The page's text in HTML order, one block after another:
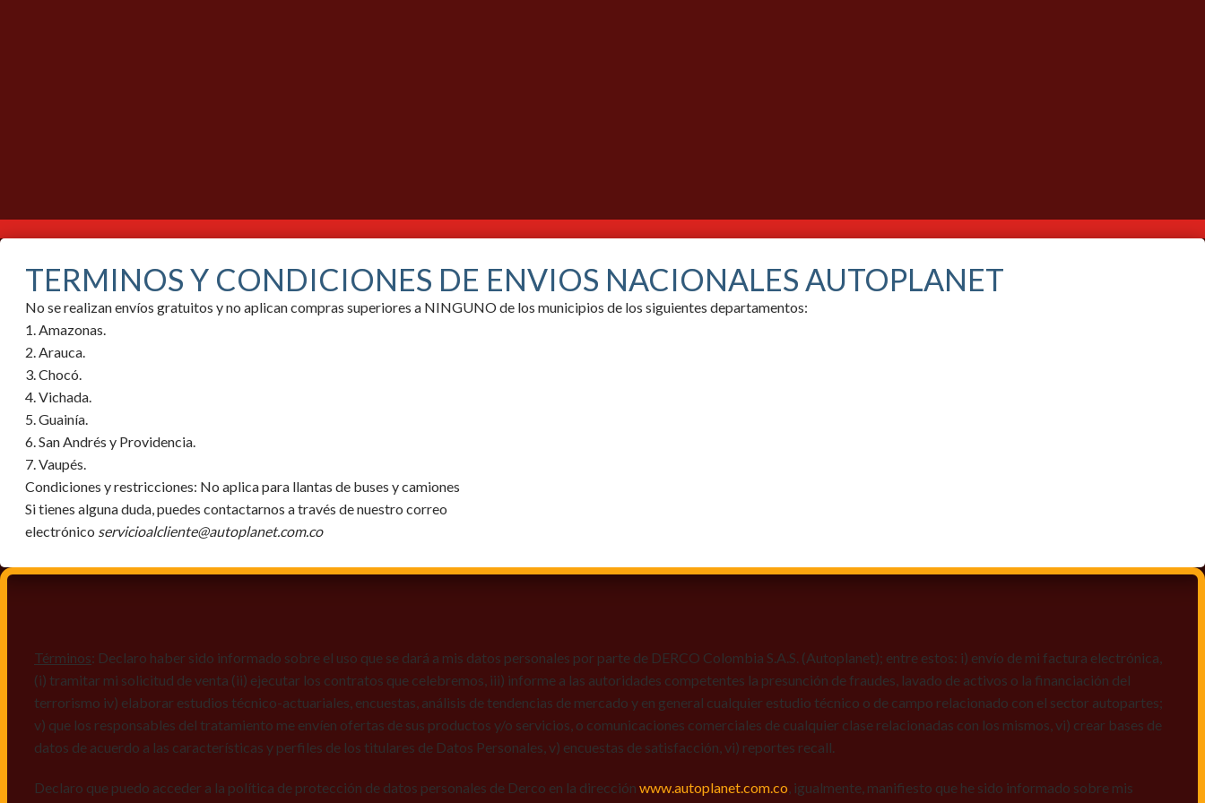
TERMINOS Y CONDICIONES DE ENVIOS NACIONALES AUTOPLANET
No se realizan envíos gratuitos y no aplican compras superiores a NINGUNO de los municipios de los siguientes departamentos:
1. Amazonas.
2. Arauca.
3. Chocó.
4. Vichada.
5. Guainía.
6. San Andrés y Providencia.
7. Vaupés.
Condiciones y restricciones: No aplica para llantas de buses y camiones
Si tienes alguna duda, puedes contactarnos a través de nuestro correo
electrónico servicioalcliente@autoplanet.com.co
Términos: Declaro haber sido informado sobre el uso que se dará a mis datos personales por parte de DERCO Colombia S.A.S. (Autoplanet); entre estos: i) envío de mi factura electrónica,
(i) tramitar mi solicitud de venta (ii) ejecutar los contratos que celebremos, iii) informe a las autoridades competentes la presunción de fraudes, lavado de activos o la financiación del
terrorismo iv) elaborar estudios técnico-actuariales, encuestas, análisis de tendencias de mercado y en general cualquier estudio técnico o de campo relacionado con el sector autopartes;
v) que los responsables del tratamiento me envíen ofertas de sus productos y/o servicios, o comunicaciones comerciales de cualquier clase relacionadas con los mismos, vi) crear bases de
datos de acuerdo a las características y perfiles de los titulares de Datos Personales, v) encuestas de satisfacción, vi) reportes recall.
Declaro que puedo acceder a la política de protección de datos personales de Derco en la dirección www.autoplanet.com.co , igualmente, manifiesto que he sido informado sobre mis